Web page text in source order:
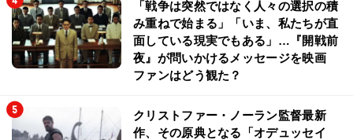
「戦争は突然ではなく人々の選択の積
み重ねで始まる」「いま、私たちが直
面している現実でもある」…『開戦前
夜』が問いかけるメッセージを映画
ファンはどう観た？
クリストファー・ノーラン監督最新
作、その原典となる「オデュッセイ